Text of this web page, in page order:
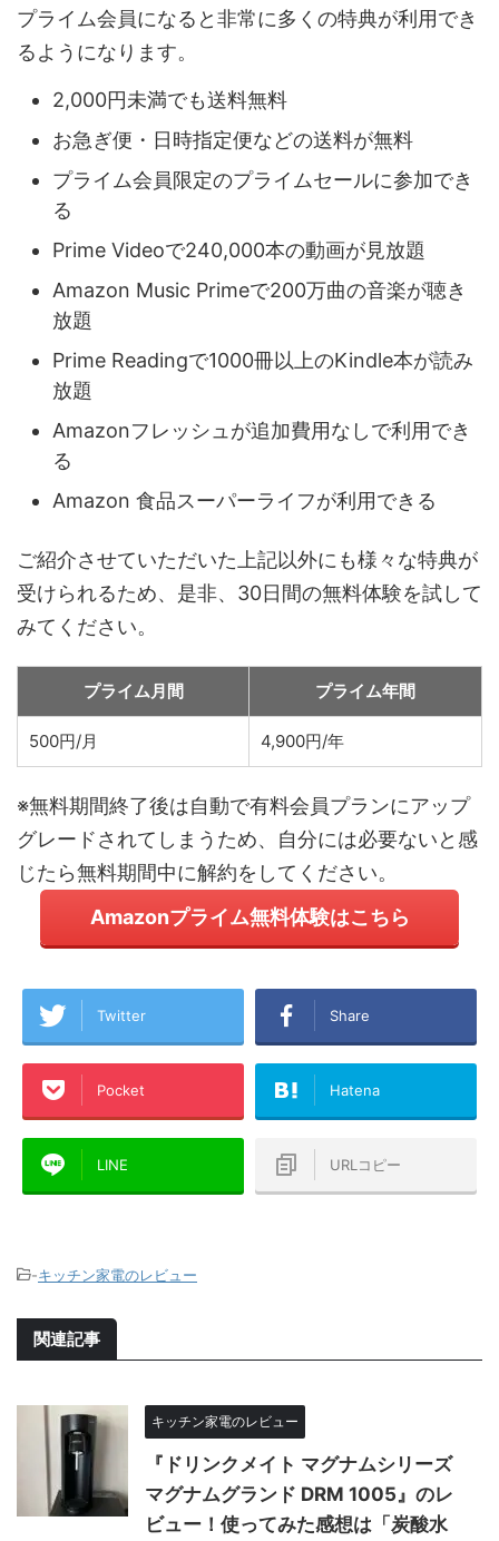
プライム会員になると非常に多くの特典が利用でき
るようになります。
2,000円未満でも送料無料
お急ぎ便・日時指定便などの送料が無料
プライム会員限定のプライムセールに参加でき
る
Prime Videoで240,000本の動画が見放題
Amazon Music Primeで200万曲の音楽が聴き
放題
Prime Readingで1000冊以上のKindle本が読み
放題
Amazonフレッシュが追加費用なしで利用でき
る
Amazon 食品スーパーライフが利用できる
ご紹介させていただいた上記以外にも様々な特典が
受けられるため、是非、30日間の無料体験を試して
みてください。
プライム月間 プライム年間
500円/月 4,900円/年
※無料期間終了後は自動で有料会員プランにアップ
グレードされてしまうため、自分には必要ないと感
じたら無料期間中に解約をしてください。
Amazonプライム無料体験はこちら
Twitter Share
Pocket Hatena
LINE URLコピー
-キッチン家電のレビュー
関連記事
キッチン家電のレビュー
『ドリンクメイト マグナムシリーズ
マグナムグランド DRM 1005』のレ
ビュー！使ってみた感想は「炭酸水